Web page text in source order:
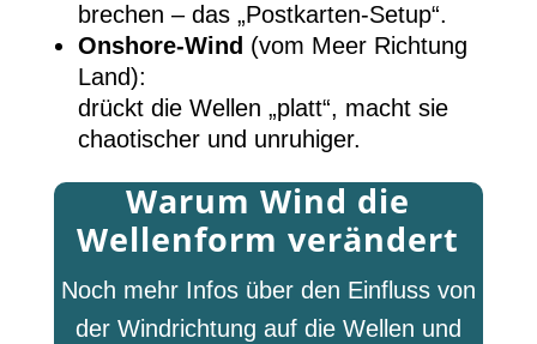
brechen – das „Postkarten-Setup“.
Onshore-Wind (vom Meer Richtung
Land):
drückt die Wellen „platt“, macht sie
chaotischer und unruhiger.
Warum Wind die
Wellenform verändert
Noch mehr Infos über den Einfluss von
der Windrichtung auf die Wellen und